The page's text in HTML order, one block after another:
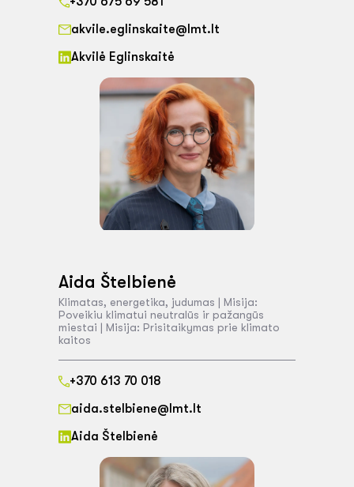
akvile.eglinskaite@lmt.lt
Akvilė Eglinskaitė
Aida Štelbienė
Klimatas, energetika, judumas | Misija:
Poveikiu klimatui neutralūs ir pažangūs
miestai | Misija: Prisitaikymas prie klimato
kaitos
+370 613 70 018
aida.stelbiene@lmt.lt
Aida Štelbienė